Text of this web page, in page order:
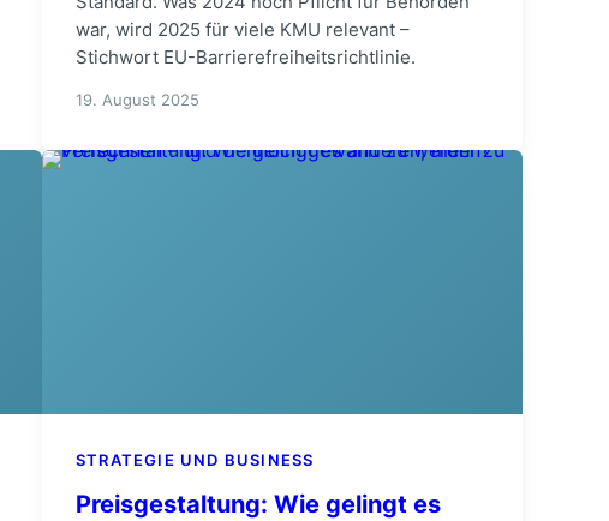
war, wird 2025 für viele KMU relevant –
Stichwort EU-Barrierefreiheitsrichtlinie.
19. August 2025
STRATEGIE UND BUSINESS
Preisgestaltung: Wie gelingt es